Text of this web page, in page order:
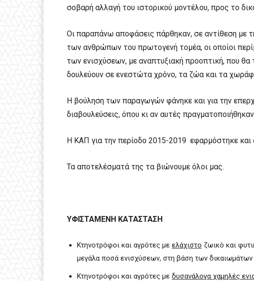
σοβαρή αλλαγή του ιστορικού μοντέλου, προς το
Οι παραπάνω αποφάσεις πάρθηκαν, σε αντίθεση με
των ανθρώπων του πρωτογενή τομέα, οι οποίοι
των ενισχύσεων, με αναπτυξιακή προοπτική, που θα
δουλεύουν σε ενεστώτα χρόνο, τα ζώα και τα
Η βούληση των παραγωγών φάνηκε και για την
διαβουλεύσεις, όπου κι αν αυτές
Η ΚΑΠ για την περίοδο 2015-2019 εφαρμόστηκε και
Τα αποτελέσματά της τα βιώνουμε όλοι μας.
ΥΦΙΣΤΑΜΕΝΗ ΚΑΤΑΣΤΑΣΗ
Κτηνοτρόφοι και αγρότες με ελάχιστο ζωικό και
μεγάλα ποσά ενισχύσεων, στη βάση των δικαιωμάτων
Κτηνοτρόφοι και αγρότες με δυσανάλογα χαμηλές